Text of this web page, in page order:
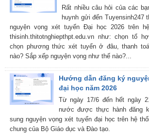
Rất nhiều câu hỏi của các
huynh gửi đến Tuyensinh247
nguyện vọng xét tuyển Đại học 2026 trên
thisinh.thitotnghiepthpt.edu.vn như: chọn tổ
chọn phương thức xét tuyển ở đâu, thanh
nào? Sắp xếp nguyện vọng như thế nào?...
Hướng dẫn đăng ký
đại học năm 2026
Từ ngày 17/6 đến hết ngày
nước được thực hành đăng
sung nguyện vọng xét tuyển đại học trên hệ
chung của Bộ Giáo dục và Đào tạo.